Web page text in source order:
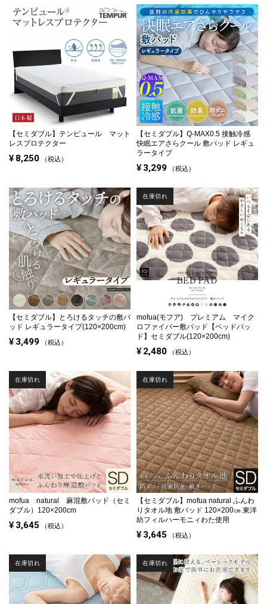
【セミダブル】 テンピュール マット
レスプロテクター
¥ 8,250 税込
【セミダブル】 Q-MAX0.5 接触冷感
快眠エアさらクール 敷パッド レギュ
ラータイプ
¥ 3,299 税込
【セミダブル】
とろけるタッチの敷パ
ッド レギュラータイプ(120×200cm)
¥ 3,499 税込
mofua(モフア) プレミアム マイク
ロファイバー敷パッド【ベッドパッ
ド】セミダブル(120×200cm)
¥ 2,480 税込
在庫切れ
mofua natural 麻混敷パッド（セミ
ダブル）120×200cm
¥ 3,645 税込
在庫切れ
【セミダブル】 mofua natural ふんわ
りタオル地 敷パッド 120×200㎝ 東洋
紡フィルハーモニィわた使用
¥ 3,645 税込
在庫切れ
在庫切れ 在庫切れ